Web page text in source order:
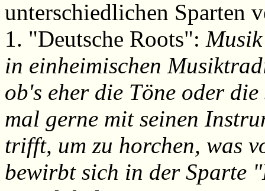
unterschiedlichen Sparten
1. "Deutsche Roots":
in einheimischen
ob's eher die Töne oder
mal gerne mit seinen
trifft, um zu horchen, was
bewirbt sich in der Sparte